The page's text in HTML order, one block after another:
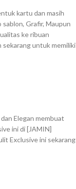
kartu dan masih
sablon, Grafir, Maupun
ke ribuan
sekarang untuk memiliki
Elegan membuat
ini di [JAMIN]
Exclusive ini sekarang